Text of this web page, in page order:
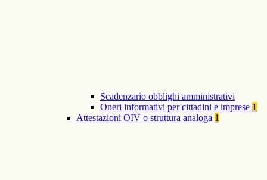
Scadenzario obblighi amministrativi
Oneri informativi per cittadini e imprese 1
Attestazioni OIV o struttura analoga 1